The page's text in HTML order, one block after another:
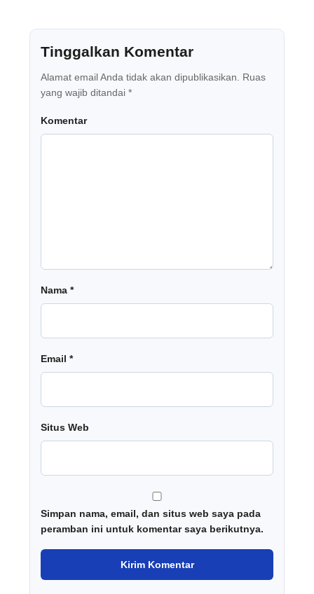
Tinggalkan Komentar
Alamat email Anda tidak akan dipublikasikan.
Ruas
yang wajib ditandai *
Komentar
Nama *
Email *
Situs Web
Simpan nama, email, dan situs web saya pada
peramban ini untuk komentar saya berikutnya.